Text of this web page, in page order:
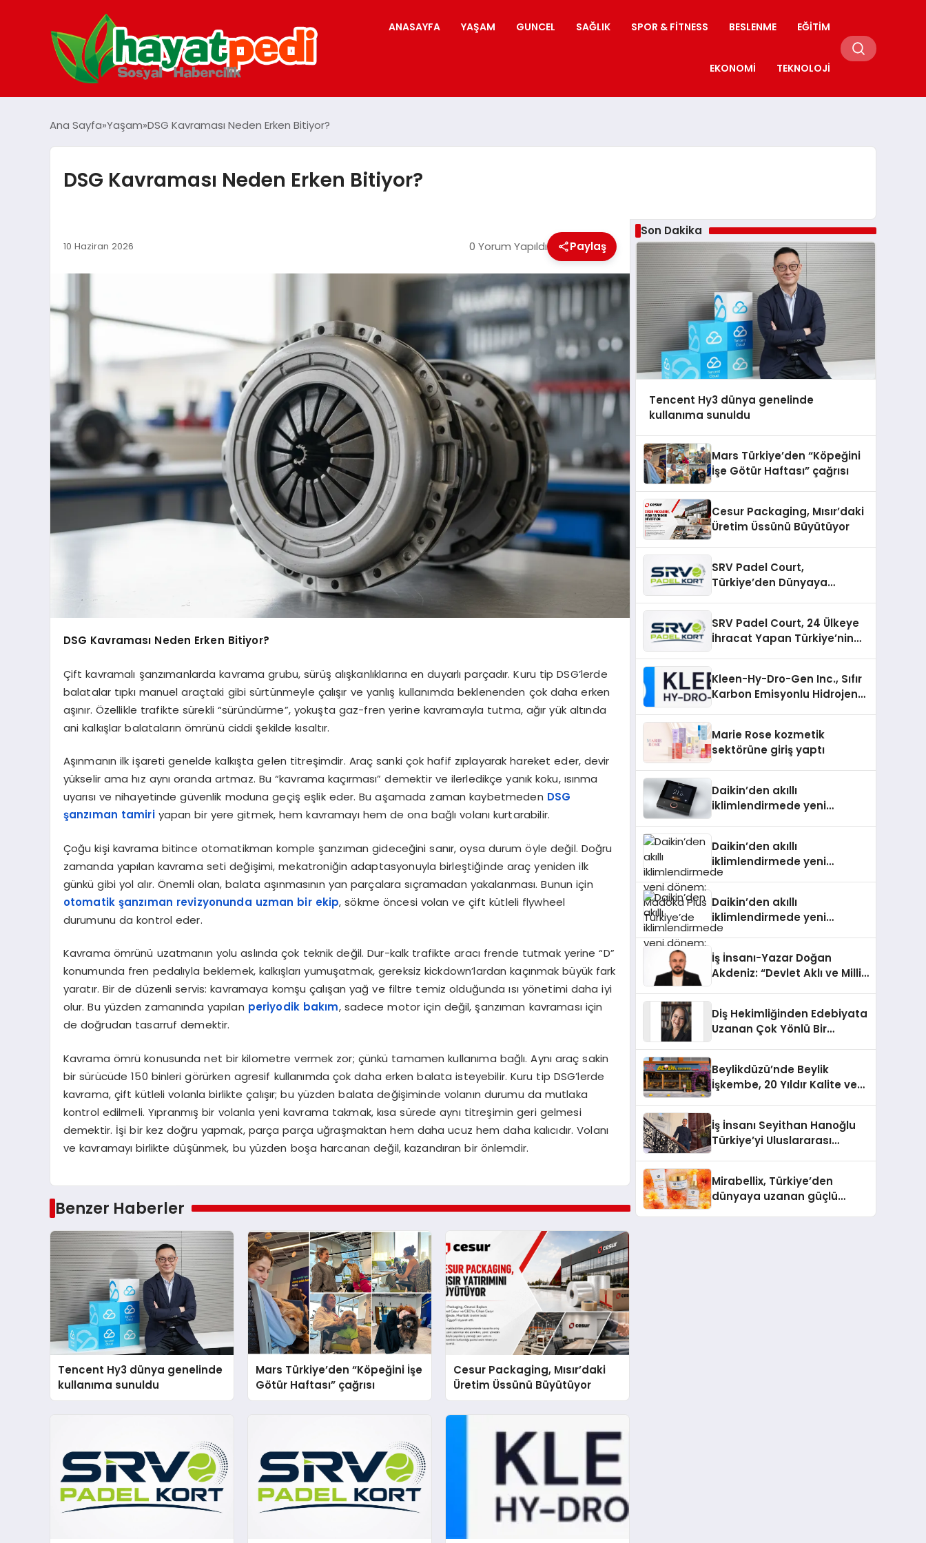
ANASAYFA YAŞAM GUNCEL SAĞLIK SPOR & FITNESS BESLENME EĞITIM
EKONOMI TEKNOLOJI
Ana Sayfa Yaşam DSG Kavraması Neden Erken Bitiyor?
DSG Kavraması Neden Erken Bitiyor?
10 Haziran 2026 0 Yorum Yapıldı Paylaş
DSG Kavraması Neden Erken Bitiyor?
Çift kavramalı şanzımanlarda kavrama grubu, sürüş alışkanlıklarına en duyarlı parçadır. Kuru tip DSG’lerde
balatalar tıpkı manuel araçtaki gibi sürtünmeyle çalışır ve yanlış kullanımda beklenenden çok daha erken
aşınır. Özellikle trafikte sürekli “süründürme”, yokuşta gaz-fren yerine kavramayla tutma, ağır yük altında
ani kalkışlar balataların ömrünü ciddi şekilde kısaltır.
Aşınmanın ilk işareti genelde kalkışta gelen titreşimdir. Araç sanki çok hafif zıplayarak hareket eder, devir
yükselir ama hız aynı oranda artmaz. Bu “kavrama kaçırması” demektir ve ilerledikçe yanık koku, ısınma
uyarısı ve nihayetinde güvenlik moduna geçiş eşlik eder. Bu aşamada zaman kaybetmeden DSG
şanzıman tamiriyapan bir yere gitmek, hem kavramayı hem de ona bağlı volanı kurtarabilir.
Çoğu kişi kavrama bitince otomatikman komple şanzıman gideceğini sanır, oysa durum öyle değil. Doğru
zamanda yapılan kavrama seti değişimi, mekatroniğin adaptasyonuyla birleştiğinde araç yeniden ilk
günkü gibi yol alır. Önemli olan, balata aşınmasının yan parçalara sıçramadan yakalanması. Bunun için
otomatik şanzıman revizyonunda uzman bir ekip, sökme öncesi volan ve çift kütleli flywheel
durumunu da kontrol eder.
Kavrama ömrünü uzatmanın yolu aslında çok teknik değil. Dur-kalk trafikte aracı frende tutmak yerine “D”
konumunda fren pedalıyla beklemek, kalkışları yumuşatmak, gereksiz kickdown’lardan kaçınmak büyük fark
yaratır. Bir de düzenli servis: kavramaya komşu çalışan yağ ve filtre temiz olduğunda ısı yönetimi daha iyi
olur. Bu yüzden zamanında yapılan periyodik bakım, sadece motor için değil, şanzıman kavraması için
de doğrudan tasarruf demektir.
Kavrama ömrü konusunda net bir kilometre vermek zor; çünkü tamamen kullanıma bağlı. Aynı araç sakin
bir sürücüde 150 binleri görürken agresif kullanımda çok daha erken balata isteyebilir. Kuru tip DSG’lerde
kavrama, çift kütleli volanla birlikte çalışır; bu yüzden balata değişiminde volanın durumu da mutlaka
kontrol edilmeli. Yıpranmış bir volanla yeni kavrama takmak, kısa sürede aynı titreşimin geri gelmesi
demektir. İşi bir kez doğru yapmak, parça parça uğraşmaktan hem daha ucuz hem daha kalıcıdır. Volanı
ve kavramayı birlikte düşünmek, bu yüzden boşa harcanan değil, kazandıran bir önlemdir.
Benzer Haberler
Tencent Hy3 dünya genelinde
kullanıma sunuldu
Mars Türkiye’den “Köpeğini İşe
Götür Haftası” çağrısı
Cesur Packaging, Mısır’daki
Üretim Üssünü Büyütüyor
Son Dakika
Tencent Hy3 dünya genelinde
kullanıma sunuldu
Mars Türkiye’den “Köpeğini
İşe Götür Haftası” çağrısı
Cesur Packaging, Mısır’daki
Üretim Üssünü Büyütüyor
SRV Padel Court,
Türkiye’den Dünyaya
SRV Padel Court, 24 Ülkeye
İhracat Yapan Türkiye’nin
Kleen-Hy-Dro-Gen Inc., Sıfır
Karbon Emisyonlu Hidrojen
Aldı
Marie Rose kozmetik
sektörüne giriş yaptı
Daikin’den akıllı
iklimlendirmede yeni
Daikin’den akıllı
iklimlendirmede yeni
dönem: Madoka Plus
Daikin’den akıllı
iklimlendirmede yeni
dönem: Madoka Plus
İş İnsanı-Yazar Doğan
Akdeniz: “Devlet Aklı ve Milli
Diş Hekimliğinden Edebiyata
Uzanan Çok Yönlü Bir
Beylikdüzü’nde Beylik
İşkembe, 20 Yıldır Kalite ve
İş İnsanı Seyithan Hanoğlu
Türkiye’yi Uluslararası
Mirabellix, Türkiye’den
dünyaya uzanan güçlü